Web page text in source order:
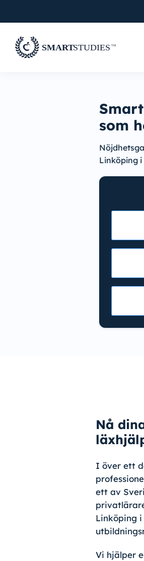
som
Linköping
Nå
I över ett
ett av
Linköping
Vi hjälper